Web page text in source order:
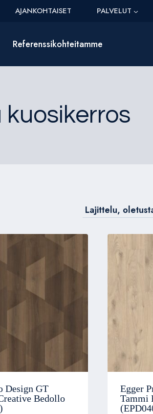
AJANKOHTAISET PALVELUT
Referenssikohteitamme
Design GT
Bedollo
Egger
Tammi